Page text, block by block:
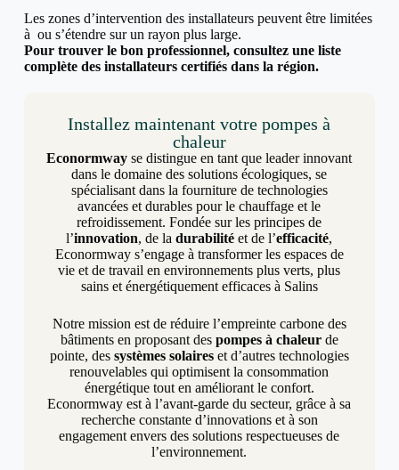
Les zones d’intervention des installateurs peuvent être limitées
à ou s’étendre sur un rayon plus large.
Pour trouver le bon professionnel, consultez une liste
complète des installateurs certifiés dans la région.
Installez maintenant votre pompes à
chaleur
Econormway se distingue en tant que leader innovant
dans le domaine des solutions écologiques, se
spécialisant dans la fourniture de technologies
avancées et durables pour le chauffage et le
refroidissement. Fondée sur les principes de
l’innovation, de ladurabilité et de l’efficacité,
Econormway s’engage à transformer les espaces de
vie et de travail en environnements plus verts, plus
sains et énergétiquement efficaces à Salins
Notre mission est de réduire l’empreinte carbone des
bâtiments en proposant des pompes à chaleurde
pointe, des systèmes solaireset d’autres technologies
renouvelables qui optimisent la consommation
énergétique tout en améliorant le confort.
Econormway est à l’avant-garde du secteur, grâce à sa
recherche constante d’innovations et à son
engagement envers des solutions respectueuses de
l’environnement.